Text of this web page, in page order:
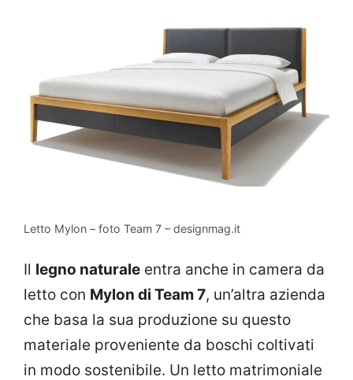
Letto Mylon – foto Team 7 – designmag.it
Il legno naturale entra anche in camera da
letto con Mylon di Team 7, un’altra azienda
che basa la sua produzione su questo
materiale proveniente da boschi coltivati
in modo sostenibile. Un letto matrimoniale